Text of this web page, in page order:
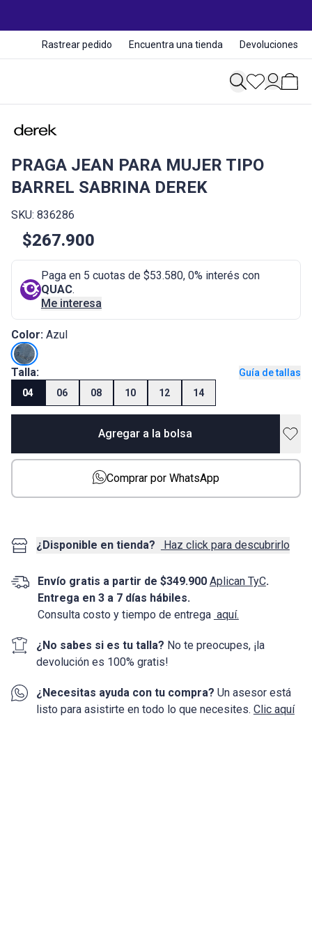
Rastrear pedido Encuentra una tienda Devoluciones
PRAGA JEAN PARA MUJER TIPO
BARREL SABRINA DEREK
SKU: 836286
$267.900
Paga en 5 cuotas de $53.580, 0% interés con
QUAC.
Me interesa
Color: Azul
Talla:
Guía de tallas
04
06 08 10 12 14
Agregar a la bolsa
Comprar por WhatsApp
¿Disponible en tienda? Haz click para descubrirlo
Envío gratis a partir de $349.900 Aplican TyC.
Entrega en 3 a 7 días hábiles.
Consulta costo y tiempo de entrega aquí.
¿No sabes si es tu talla? No te preocupes, ¡la
devoluciónes 100% gratis!
¿Necesitas ayuda con tu compra? Un asesor está
listo para asistirte en todo lo que necesites. Clic aquí